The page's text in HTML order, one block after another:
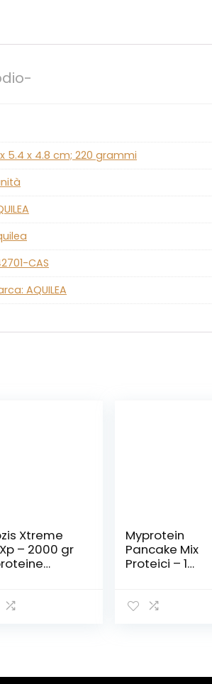
x 5.4 x 4.8 cm; 220 grammi
CAS
AQUILEA
Xtreme
– 2000 gr
Myprotein
Pancake Mix
Proteici – 1